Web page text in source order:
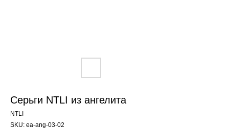
Серьги NTLI из ангелита
NTLI
SKU: ea-ang-03-02